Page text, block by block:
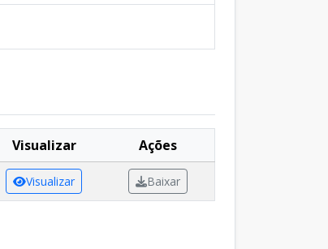
Visualizar
Ações
Visualizar Baixar